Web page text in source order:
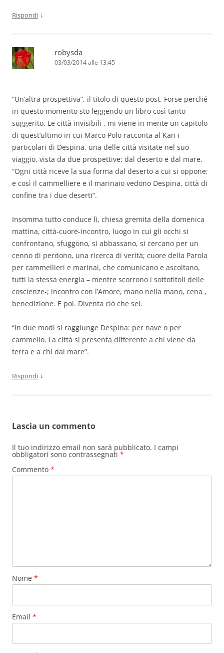
Rispondi ↓
robysda
03/03/2014 alle 13:45
“Un’altra prospettiva”, il titolo di questo post. Forse perché
in questo momento sto leggendo un libro così tanto
suggerito, Le città invisibili , mi viene in mente un capitolo
di quest’ultimo in cui Marco Polo racconta al Kan i
particolari di Despina, una delle città visitate nel suo
viaggio, vista da due prospettive: dal deserto e dal mare.
“Ogni città riceve la sua forma dal deserto a cui si oppone;
e così il cammelliere e il marinaio vedono Despina, città di
confine tra i due deserti”.
Insomma tutto conduce lì, chiesa gremita della domenica
mattina, città-cuore-incontro, luogo in cui gli occhi si
confrontano, sfuggono, si abbassano, si cercano per un
cenno di perdono, una ricerca di verità; cuore della Parola
per cammellieri e marinai, che comunicano e ascoltano,
tutti la stessa energia – mentre scorrono i sottotitoli delle
coscienze-; incontro con l’Amore, mano nella mano, cena ,
benedizione. E poi. Diventa ciò che sei.
“In due modi si raggiunge Despina: per nave o per
cammello. La città si presenta differente a chi viene da
terra e a chi dal mare”.
Rispondi ↓
Lascia un commento
Il tuo indirizzo email non sarà pubblicato. I campi
obbligatori sono contrassegnati *
Commento *
Nome *
Email *